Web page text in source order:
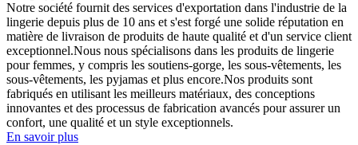
Notre société fournit des services d'exportation dans l'industrie de la
lingerie depuis plus de 10 ans et s'est forgé une solide réputation en
matière de livraison de produits de haute qualité et d'un service client
exceptionnel.Nous nous spécialisons dans les produits de lingerie
pour femmes, y compris les soutiens-gorge, les sous-vêtements, les
sous-vêtements, les pyjamas et plus encore.Nos produits sont
fabriqués en utilisant les meilleurs matériaux, des conceptions
innovantes et des processus de fabrication avancés pour assurer un
confort, une qualité et un style exceptionnels.
En savoir plus